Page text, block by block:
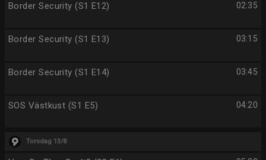
02:35
Border Security (S1 E12)
03:15
Border Security (S1 E13)
03:45
Border Security (S1 E14)
04:20
SOS Västkust (S1 E5)
Torsdag 13/8